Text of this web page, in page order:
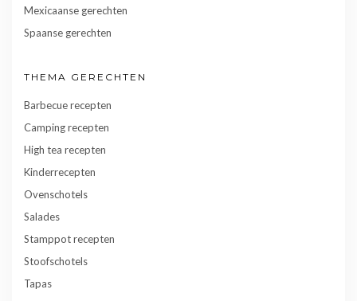
Mexicaanse gerechten
Spaanse gerechten
THEMA GERECHTEN
Barbecue recepten
Camping recepten
High tea recepten
Kinderrecepten
Ovenschotels
Salades
Stamppot recepten
Stoofschotels
Tapas